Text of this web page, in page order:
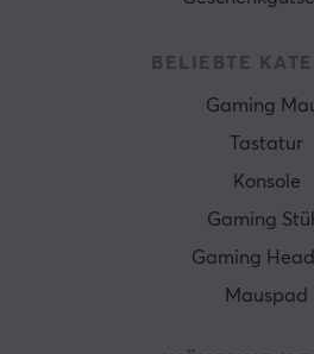
BELIEBTE
Gaming
Tastatur
Konsole
Gaming
Gaming
Mauspad